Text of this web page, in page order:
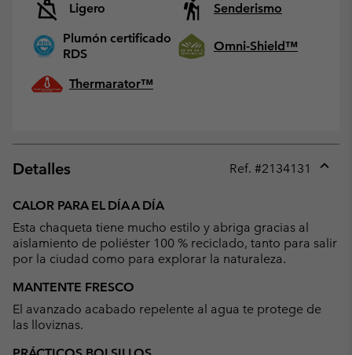
Ligero
Senderismo
Plumón certificado
RDS
Omni-Shield™
Thermarator™
Detalles Ref. #2134131
CALOR PARA EL DÍA A DÍA
Esta chaqueta tiene mucho estilo y abriga gracias al
aislamiento de poliéster 100 % reciclado, tanto para salir
por la ciudad como para explorar la naturaleza.
MANTENTE FRESCO
El avanzado acabado repelente al agua te protege de
las lloviznas.